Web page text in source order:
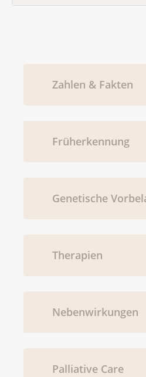
Zahlen & Fakten
Früherkennung
Genetische
Therapien
Nebenwirkungen
Palliative Care